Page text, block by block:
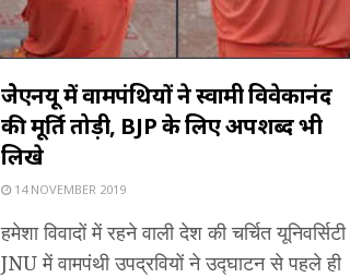
जेेएनयू में वामपंथियों ने स्वामी विवेकानंद
की मूर्ति तोड़ी, BJP के लिए अपशब्द भी
लिखे
14 NOVEMBER 2019
हमेशा विवादों में रहने वाली देश की चर्चित यूनिवर्सिटी
JNU में वामपंथी उपद्रवियों ने उद्घाटन से पहले ही